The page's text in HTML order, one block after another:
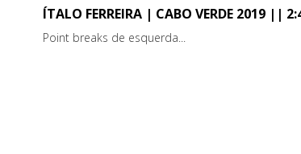
ÍTALO FERREIRA | CABO VERDE 2019 ||
Point breaks de esquerda...